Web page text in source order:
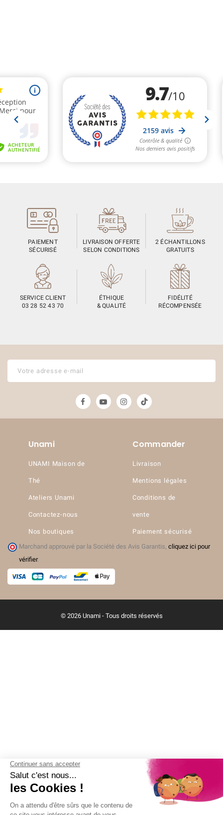
PAIEMENT
SÉCURISÉ
LIVRAISON OFFERTE
SELON CONDITIONS
2 ÉCHANTILLONS
GRATUITS
SERVICE CLIENT
03 28 52 43 70
ÉTHIQUE
& QUALITÉ
FIDÉLITÉ
RÉCOMPENSÉE
Unami
UNAMI Maison de
Thé
Ateliers Unami
Contactez-nous
Nos boutiques
Commander
Livraison
Mentions légales
Conditions de
vente
Paiement sécurisé
Marchand approuvé par la Société des Avis Garantis, cliquez ici pour
vérifier.
© 2026 Unami - Tous droits réservés